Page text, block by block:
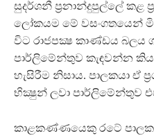
සුදර්ශනී ප්‍රනාන්දුපුල්ලේ කළ
ලෝකයම මේ වසංගතයෙන්
විට රාජපක්‍ෂ කාණ්ඩය බලය
පාර්ලිමේන්තුව කැඳවන්න
හැසිරීම නිසාය. පාලකයා ඒ
භික්‍ෂුන් ලවා පාර්ලිමේන්තුව
කාළකණ්ණයෙකු රටේ